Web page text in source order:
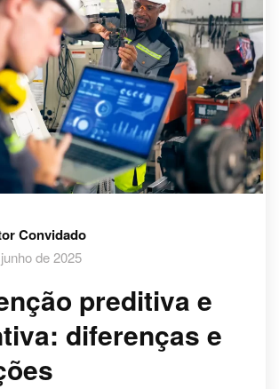
Convidado
de 2025
preditiva e
diferenças e